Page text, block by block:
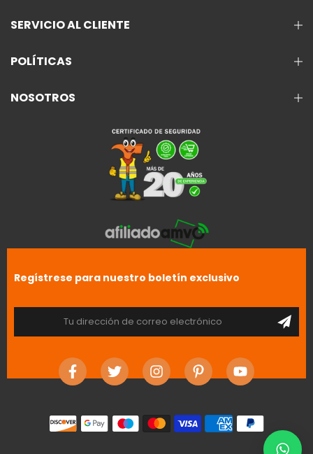
SERVICIO AL CLIENTE
POLÍTICAS
NOSOTROS
Regístrese para nuestro boletín exclusivo